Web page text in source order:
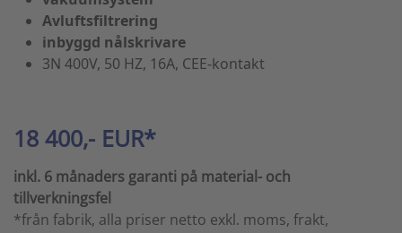
Avluftsfiltrering
inbyggd nålskrivare
3N 400V, 50 HZ, 16A, CEE-kontakt
18 400,- EUR*
inkl. 6 månaders garanti på material- och
tillverkningsfel
*från fabrik, alla priser netto exkl. moms, frakt,